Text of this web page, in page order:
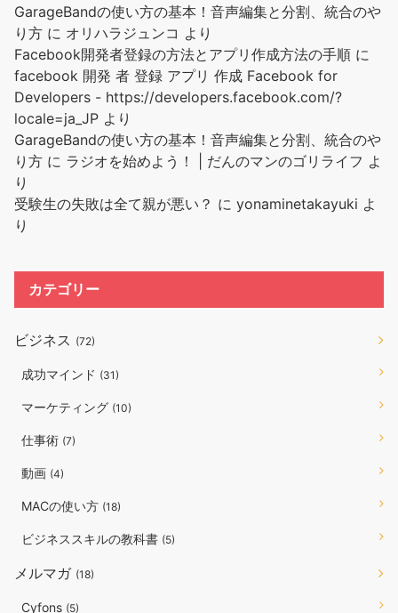
GarageBandの使い方の基本！音声編集と分割、統合のや
り方 に オリハラジュンコ より
Facebook開発者登録の方法とアプリ作成方法の手順 に
facebook 開発 者 登録 アプリ 作成 Facebook for
Developers - https://developers.facebook.com/?
locale=ja_JP より
GarageBandの使い方の基本！音声編集と分割、統合のや
り方 に ラジオを始めよう！ | だんのマンのゴリライフ よ
り
受験生の失敗は全て親が悪い？ に yonaminetakayuki よ
り
カテゴリー
ビジネス (72)
成功マインド (31)
マーケティング (10)
仕事術 (7)
動画 (4)
MACの使い方 (18)
ビジネススキルの教科書 (5)
メルマガ (18)
Cyfons (5)